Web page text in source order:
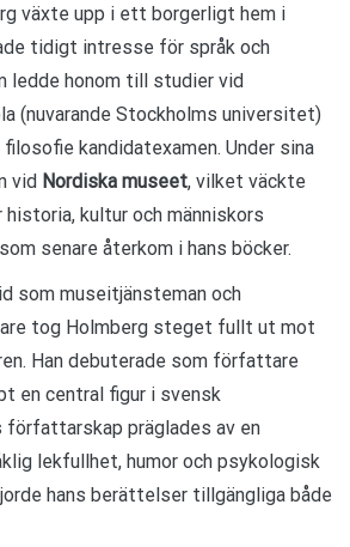
växte upp i ett borgerligt hem i
tidigt intresse för språk och
ledde honom till studier vid
(nuvarande Stockholms universitet)
kandidatexamen. Under sina
vid Nordiska museet, vilket väckte
kultur och människors
senare återkom i hans böcker.
som museitjänsteman och
tog Holmberg steget fullt ut mot
Han debuterade som författare
en central figur i svensk
författarskap präglades av en
lekfullhet, humor och psykologisk
hans berättelser tillgängliga både